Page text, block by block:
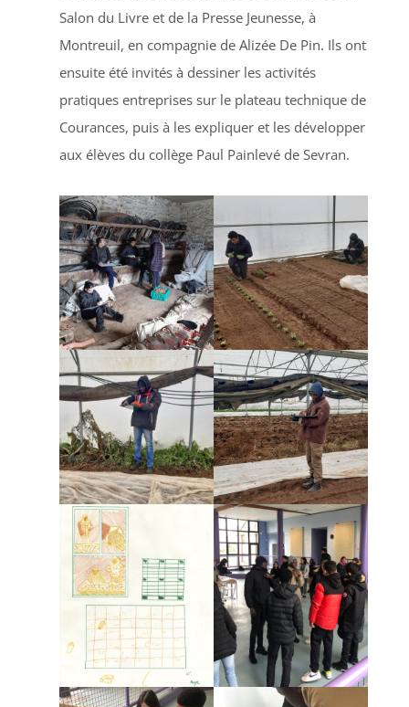
Salon du Livre et de la Presse Jeunesse, à
Montreuil, en compagnie de Alizée De Pin. Ils ont
ensuite été invités à dessiner les activités
pratiques entreprises sur le plateau technique de
Courances, puis à les expliquer et les développer
aux élèves du collège Paul Painlevé de Sevran.